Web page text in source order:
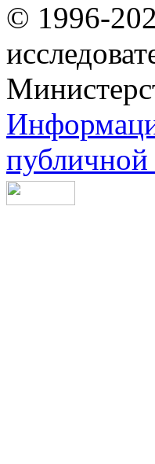
© 1996-